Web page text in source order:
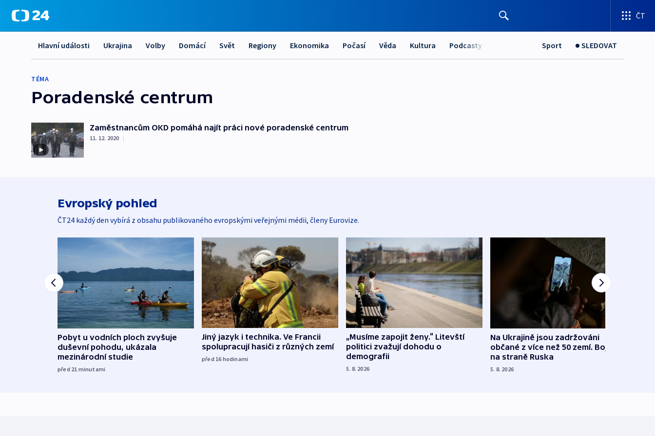
ČT
Hlavní události Ukrajina Volby Domácí Svět Regiony Ekonomika Počasí Věda Kultura Podcasty Sport SLEDOVAT
TÉMA
Poradenské centrum
Zaměstnancům OKD pomáhá najít práci nové poradenské centrum
11. 12. 2020 |
Evropský pohled
ČT24 každý den vybírá z obsahu publikovaného evropskými veřejnými médii, členy Eurovize.
Pobyt u vodních ploch zvyšuje
duševní pohodu, ukázala
mezinárodní studie
před 21 minutami
Jiný jazyk i technika. Ve Francii
spolupracují hasiči z různých zemí
před 16 hodinami
„Musíme zapojit ženy.“ Litevští
politici zvažují dohodu o
demografii
5. 8. 2026
Na Ukrajině jsou zadržováni
občané z více než 50 zemí. Bojovali
na straně Ruska
5. 8. 2026